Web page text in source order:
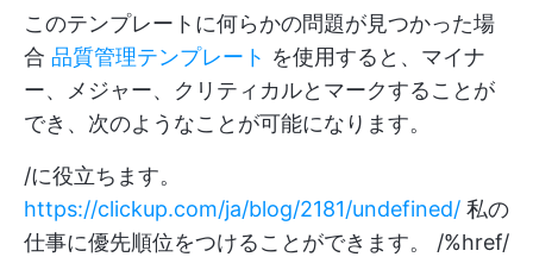
このテンプレートに何らかの問題が見つかった場
合 品質管理テンプレート を使用すると、マイナ
ー、メジャー、クリティカルとマークすることが
でき、次のようなことが可能になります。
/に役立ちます。
https://clickup.com/ja/blog/2181/undefined/ 私の
仕事に優先順位をつけることができます。 /%href/